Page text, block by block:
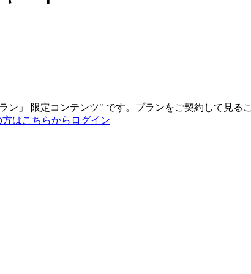
ン 」 限定コンテンツ" です。プランをご契約して見る
はこちらからログイン